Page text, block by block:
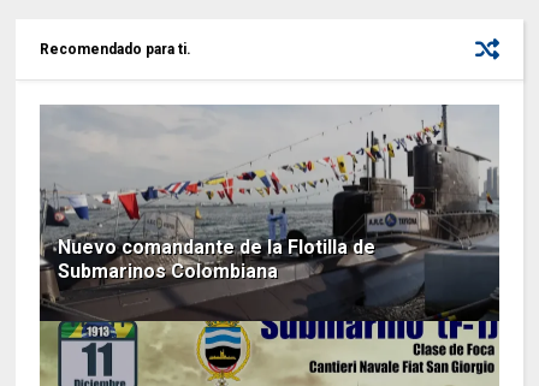
Recomendado para ti.
Nuevo comandante de la Flotilla de
Submarinos Colombiana